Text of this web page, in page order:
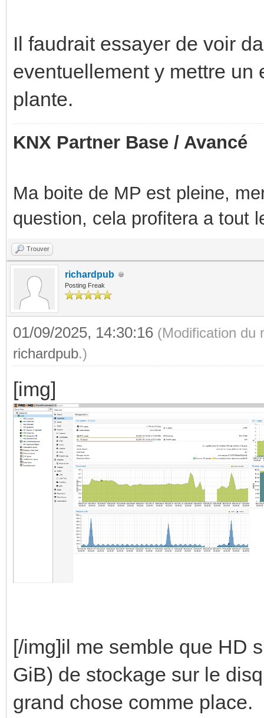
Il faudrait essayer de voir
eventuellement y mettre un
plante.
KNX Partner Base / Avancé
Ma boite de MP est pleine,
question, cela profitera a tout
Trouver
richardpub
Posting Freak
01/09/2025, 14:30:16 (Modification du
richardpub.)
[img]
[/img]il me semble que HD
GiB) de stockage sur le
grand chose comme place.